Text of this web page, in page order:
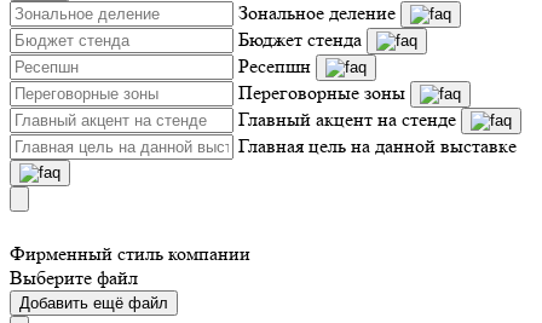
Зональное деление
Бюджет стенда
Ресепшн
Переговорные зоны
Главный акцент на стенде
Главная цель на данной выставке
Фирменный стиль компании
Выберите файл
Добавить ещё файл